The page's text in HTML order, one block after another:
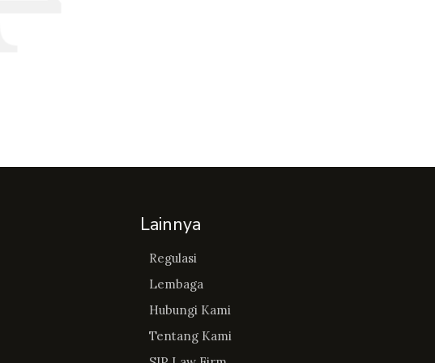
Lainnya
Regulasi
Lembaga
Hubungi Kami
Tentang Kami